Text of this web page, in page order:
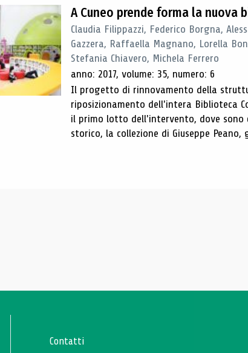
A Cuneo prende forma la nuova
Claudia Filippazzi, Federico Borgna,
Gazzera, Raffaella Magnano, Lorella
Stefania Chiavero, Michela Ferrero
anno: 2017, volume: 35, numero: 6
Il progetto di rinnovamento della
riposizionamento dell'intera Biblioteca
il primo lotto dell'intervento, dove
storico, la collezione di Giuseppe
Contatti